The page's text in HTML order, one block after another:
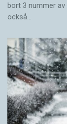
bort 3 nummer av
också…